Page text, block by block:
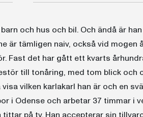
och hus och bil. Och ändå är
är tämligen naiv, också vid mogen
Fast det har gått ett kvarts
till tonåring, med tom blick och
vilken karlakarl han är och en
i Odense och arbetar 37 timmar i